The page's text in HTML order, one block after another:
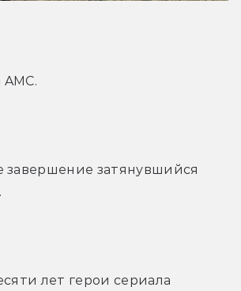
завершение затянувшийся
лет герои сериала